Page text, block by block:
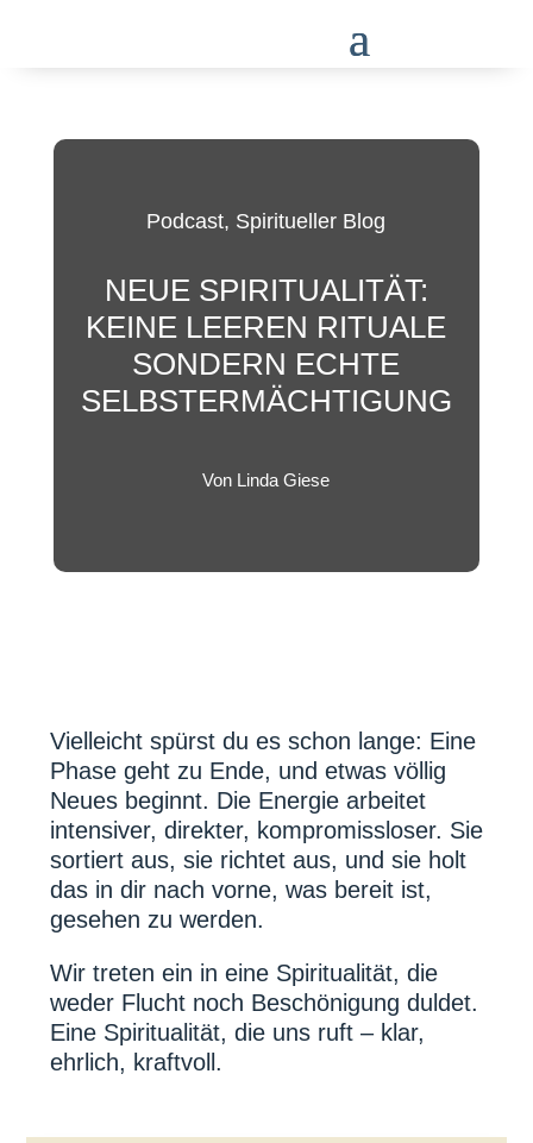
Podcast, Spiritueller Blog
NEUE SPIRITUALITÄT:
KEINE LEEREN RITUALE
SONDERN ECHTE
SELBSTERMÄCHTIGUNG
Von Linda Giese
Vielleicht spürst du es schon lange: Eine
Phase geht zu Ende, und etwas völlig
Neues beginnt. Die Energie arbeitet
intensiver, direkter, kompromissloser. Sie
sortiert aus, sie richtet aus, und sie holt
das in dir nach vorne, was bereit ist,
gesehen zu werden.
Wir treten ein in eine Spiritualität, die
weder Flucht noch Beschönigung duldet.
Eine Spiritualität, die uns ruft – klar,
ehrlich, kraftvoll.